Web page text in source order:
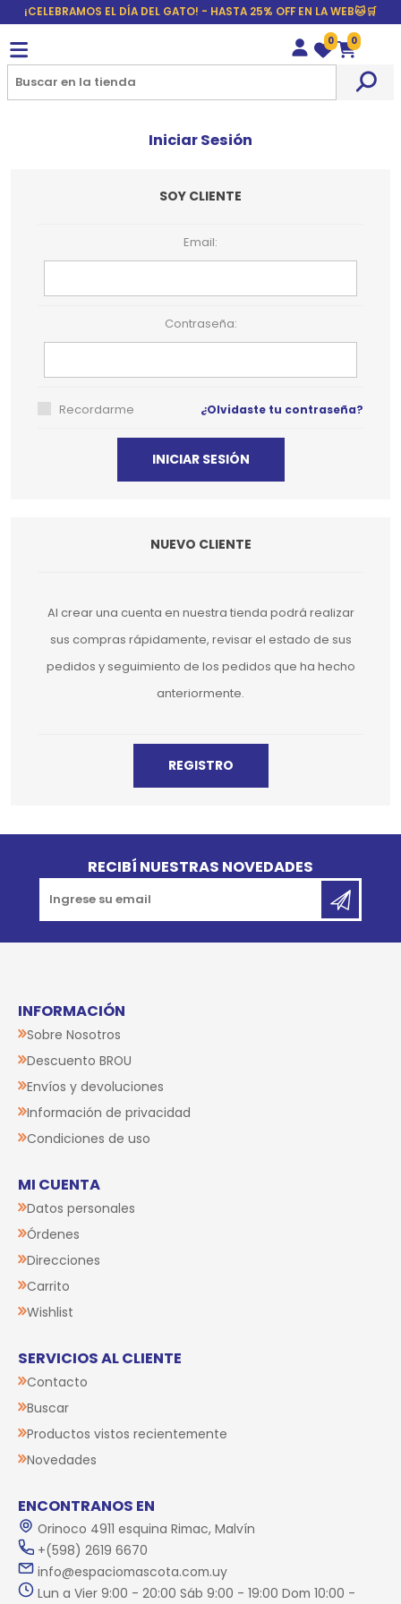
¡CELEBRAMOS EL DÍA DEL GATO! - HASTA 25% OFF EN LA WEB🐱🛒
Wishlist
0
Carrito
0
Iniciar Sesión
SOY CLIENTE
Email:
Contraseña:
Recordarme ¿Olvidaste tu contraseña?
NUEVO CLIENTE
Al crear una cuenta en nuestra tienda podrá realizar
sus compras rápidamente, revisar el estado de sus
pedidos y seguimiento de los pedidos que ha hecho
anteriormente.
RECIBÍ NUESTRAS NOVEDADES
INFORMACIÓN
Sobre Nosotros
Descuento BROU
Envíos y devoluciones
Información de privacidad
Condiciones de uso
MI CUENTA
Datos personales
Órdenes
Direcciones
Carrito
Wishlist
SERVICIOS AL CLIENTE
Contacto
Buscar
Productos vistos recientemente
Novedades
ENCONTRANOS EN
Orinoco 4911 esquina Rimac, Malvín
+(598) 2619 6670
info@espaciomascota.com.uy
Lun a Vier 9:00 - 20:00 Sáb 9:00 - 19:00 Dom 10:00 -